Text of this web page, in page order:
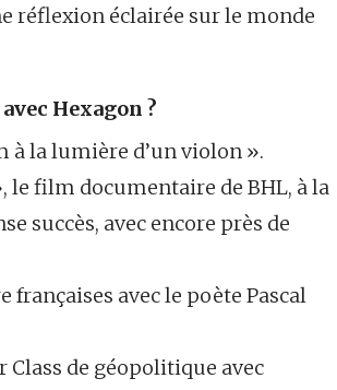
réflexion éclairée sur le monde
Hexagon ?
à la lumière d’un violon ».
le film documentaire de BHL, à la
succès, avec encore près de
avec le poète Pascal
de géopolitique avec